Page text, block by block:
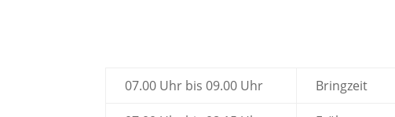
07.00 Uhr bis 09.00 Uhr Bringzeit